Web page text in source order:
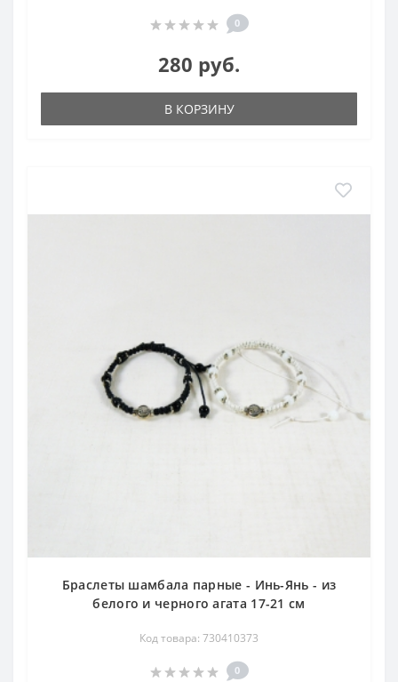
0
280 руб.
В КОРЗИНУ
Браслеты шамбала парные - Инь-Янь - из
белого и черного агата 17-21 см
Код товара: 730410373
0